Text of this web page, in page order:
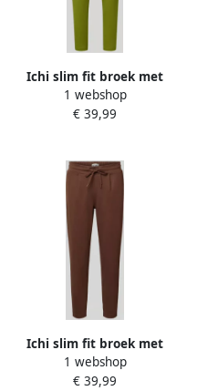
Ichi slim fit broek met
viscose model 'KATE'
1 webshop
€ 39,99
Ichi slim fit broek met
viscose model 'KATE'
1 webshop
€ 39,99